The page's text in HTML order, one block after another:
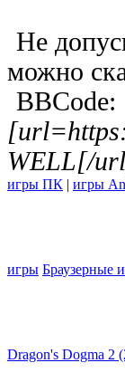
Не
можно
BBCode:
WELL[/
игры ПК | игры
игры Браузерные
Dragon's Dogma 2